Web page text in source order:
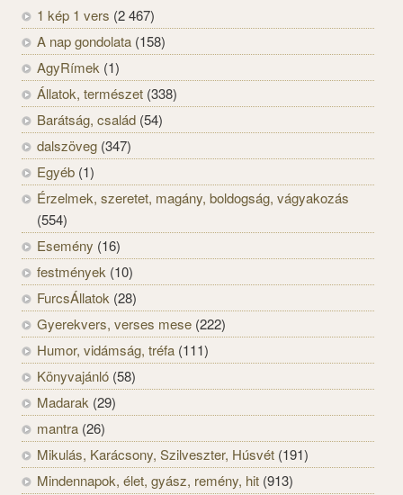
1 kép 1 vers (2 467)
A nap gondolata (158)
AgyRímek (1)
Állatok, természet (338)
Barátság, család (54)
dalszöveg (347)
Egyéb (1)
Érzelmek, szeretet, magány, boldogság, vágyakozás
(554)
Esemény (16)
festmények (10)
FurcsÁllatok (28)
Gyerekvers, verses mese (222)
Humor, vidámság, tréfa (111)
Könyvajánló (58)
Madarak (29)
mantra (26)
Mikulás, Karácsony, Szilveszter, Húsvét (191)
Mindennapok, élet, gyász, remény, hit (913)